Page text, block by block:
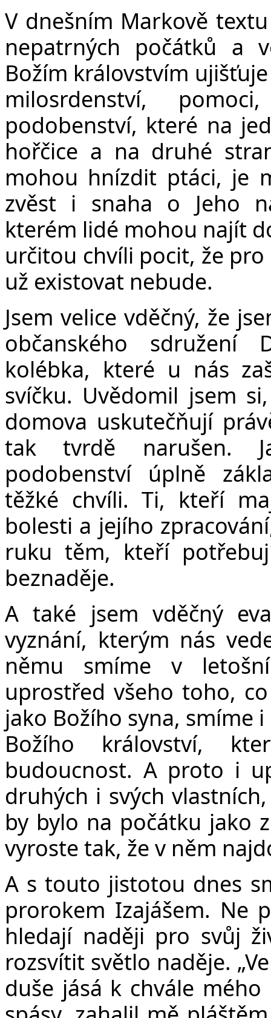
V dnešním Markově
nepatrných počátků a
Božím královstvím
milosrdenství,
podobenství, které na
hořčice a na druhé
mohou hnízdit ptáci, je
zvěst i snaha o Jeho
kterém lidé mohou najít
určitou chvíli pocit, že
už existovat nebude.
Jsem velice vděčný, že
občanského sdružení
kolébka, které u nás
svíčku. Uvědomil jsem
domova uskutečňují
tak tvrdě narušen.
podobenství úplně
těžké chvíli. Ti, kteří
bolesti a jejího
ruku těm, kteří
beznaděje.
A také jsem vděčný
vyznání, kterým nás
němu smíme v
uprostřed všeho toho,
jako Božího syna, smíme
Božího království,
budoucnost. A proto i
druhých i svých
by bylo na počátku jako
vyroste tak, že v něm
A s touto jistotou dnes
prorokem Izajášem. Ne
hledají naději pro svůj
rozsvítit světlo naděje. „
duše jásá k chvále